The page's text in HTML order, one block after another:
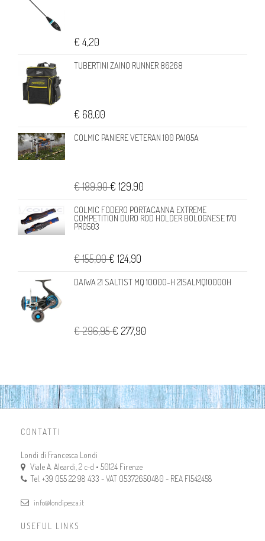
€ 4,20
TUBERTINI ZAINO RUNNER 86268
€ 68,00
COLMIC PANIERE VETERAN 100 PA105A
€ 189,90€ 129,90
COLMIC FODERO PORTACANNA EXTREME
COMPETITION DURO ROD HOLDER BOLOGNESE 170
PR0503
€ 155,00€ 124,90
DAIWA 21 SALTIST MQ 10000-H 21SALMQ10000H
€ 296,95€ 277,90
CONTATTI
Londi di Francesca Londi
Viale A. Aleardi, 2 c-d • 50124 Firenze
Tel. +39 055 22 98 433 - VAT 05372650480 - REA FI542458
info@londipesca.it
USEFUL LINKS